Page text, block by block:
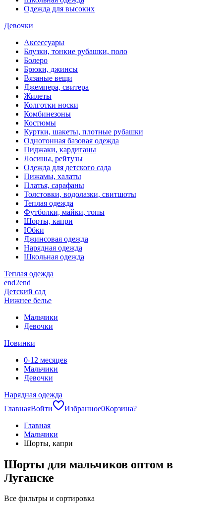
Одежда для высоких
Девочки
Аксессуары
Блузки, тонкие рубашки, поло
Болеро
Брюки, джинсы
Вязаные вещи
Джемпера, свитера
Жилеты
Колготки носки
Комбинезоны
Костюмы
Куртки, шакеты, плотные рубашки
Однотонная базовая одежда
Пиджаки, кардиганы
Лосины, рейтузы
Одежда для детского сада
Пижамы, халаты
Платья, сарафаны
Толстовки, водолазки, свитшоты
Теплая одежда
Футболки, майки, топы
Шорты, капри
Юбки
Джинсовая одежда
Нарядная одежда
Школьная одежда
Теплая одежда
end2end
Детский сад
Нижнее белье
Мальчики
Девочки
Новинки
0-12 месяцев
Мальчики
Девочки
Нарядная одежда
ГлавнаяВойти Избранное0Корзина?
Главная
Мальчики
Шорты, капри
Шорты для мальчиков оптом в
Луганске
Все фильтры и сортировка